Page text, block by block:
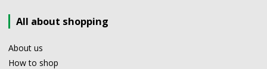
All about shopping
About us
How to shop